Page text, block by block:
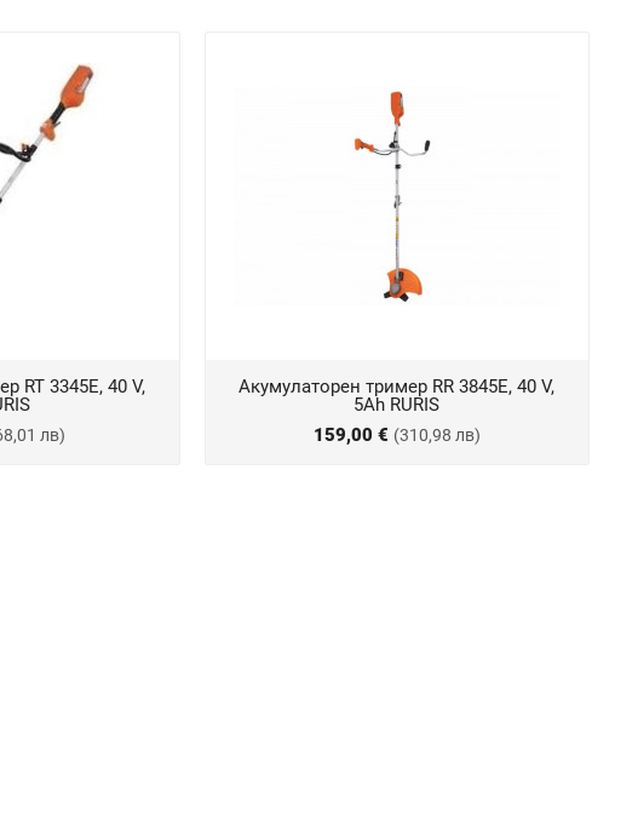
RT 3345E, 40 V,
лв)
Акумулаторен тример RR 3845E, 40 V,
5Ah RURIS
159,00 € (310,98 лв)